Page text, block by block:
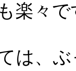
楽々で
は、